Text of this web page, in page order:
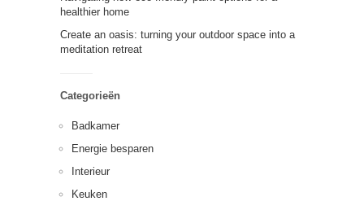
healthier home
Create an oasis: turning your outdoor space into a
meditation retreat
Categorieën
Badkamer
Energie besparen
Interieur
Keuken